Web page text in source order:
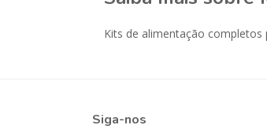
Kits de alimentação completos
Siga-nos